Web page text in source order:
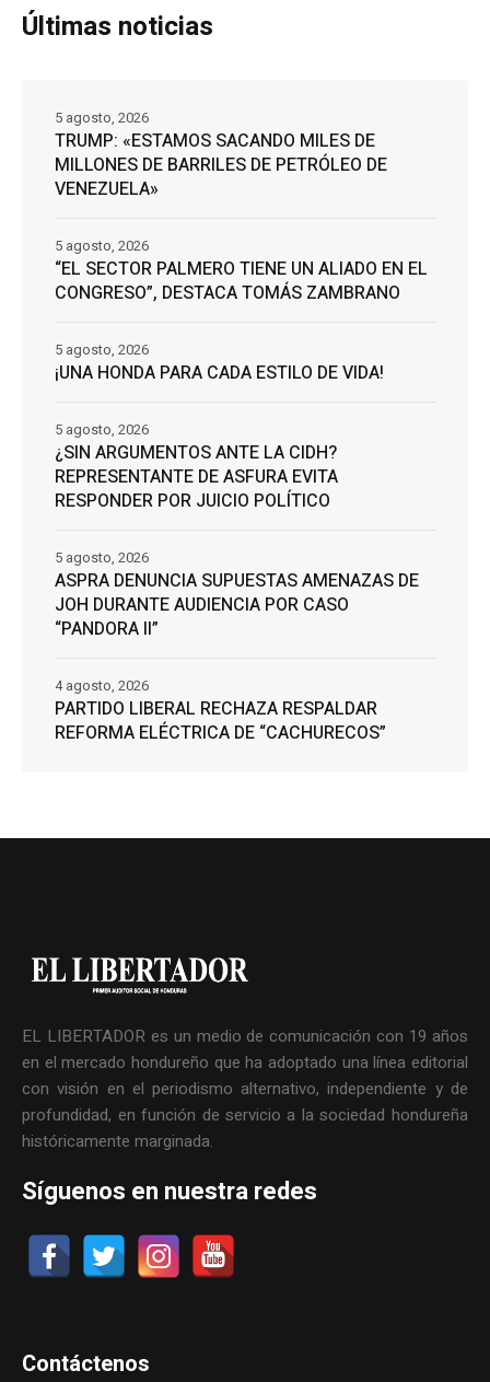
Últimas noticias
TRUMP: «ESTAMOS SACANDO MILES DE
MILLONES DE BARRILES DE PETRÓLEO DE
VENEZUELA»
5 agosto, 2026
“EL SECTOR PALMERO TIENE UN ALIADO EN EL
CONGRESO”, DESTACA TOMÁS ZAMBRANO
5 agosto, 2026
¡UNA HONDA PARA CADA ESTILO DE VIDA!
5 agosto, 2026
¿SIN ARGUMENTOS ANTE LA CIDH?
REPRESENTANTE DE ASFURA EVITA
RESPONDER POR JUICIO POLÍTICO
5 agosto, 2026
ASPRA DENUNCIA SUPUESTAS AMENAZAS DE
JOH DURANTE AUDIENCIA POR CASO
“PANDORA II”
5 agosto, 2026
PARTIDO LIBERAL RECHAZA RESPALDAR
REFORMA ELÉCTRICA DE “CACHURECOS”
4 agosto, 2026
EL LIBERTADOR es un medio de comunicación con 19 años
en el mercado hondureño que ha adoptado una línea editorial
con visión en el periodismo alternativo, independiente y de
profundidad, en función de servicio a la sociedad hondureña
históricamente marginada.
Síguenos en nuestra redes
Contáctenos